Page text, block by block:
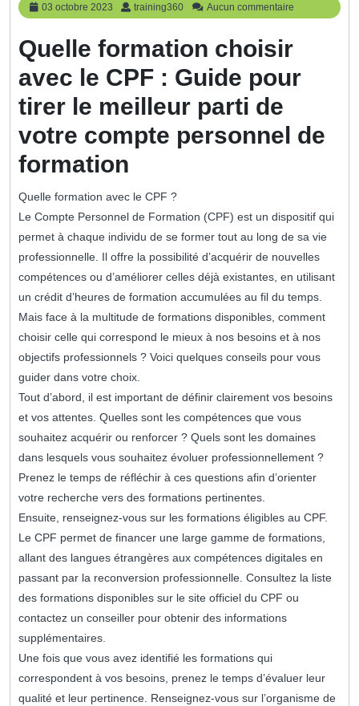
03 octobre 2023
03
octobre
training360 training360
Aucun commentaire
Quelle formation choisir
avec le CPF : Guide pour
tirer le meilleur parti de
votre compte personnel de
formation
Quelle formation avec le CPF ?
Le Compte Personnel de Formation (CPF) est un dispositif qui
permet à chaque individu de se former tout au long de sa vie
professionnelle. Il offre la possibilité d’acquérir de nouvelles
compétences ou d’améliorer celles déjà existantes, en utilisant
un crédit d’heures de formation accumulées au fil du temps.
Mais face à la multitude de formations disponibles, comment
choisir celle qui correspond le mieux à nos besoins et à nos
objectifs professionnels ? Voici quelques conseils pour vous
guider dans votre choix.
Tout d’abord, il est important de définir clairement vos besoins
et vos attentes. Quelles sont les compétences que vous
souhaitez acquérir ou renforcer ? Quels sont les domaines
dans lesquels vous souhaitez évoluer professionnellement ?
Prenez le temps de réfléchir à ces questions afin d’orienter
votre recherche vers des formations pertinentes.
Ensuite, renseignez-vous sur les formations éligibles au CPF.
Le CPF permet de financer une large gamme de formations,
allant des langues étrangères aux compétences digitales en
passant par la reconversion professionnelle. Consultez la liste
des formations disponibles sur le site officiel du CPF ou
contactez un conseiller pour obtenir des informations
supplémentaires.
Une fois que vous avez identifié les formations qui
correspondent à vos besoins, prenez le temps d’évaluer leur
qualité et leur pertinence. Renseignez-vous sur l’organisme de